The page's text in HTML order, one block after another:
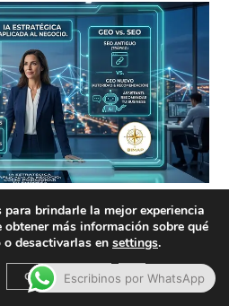
al negocio: Cómo
en la era de la Inteligencia
Leer más »
brindarle la mejor experiencia
más información sobre qué
desactivarlas en settings.
Configuración Cerrar el banner
Escribinos por WhatsApp